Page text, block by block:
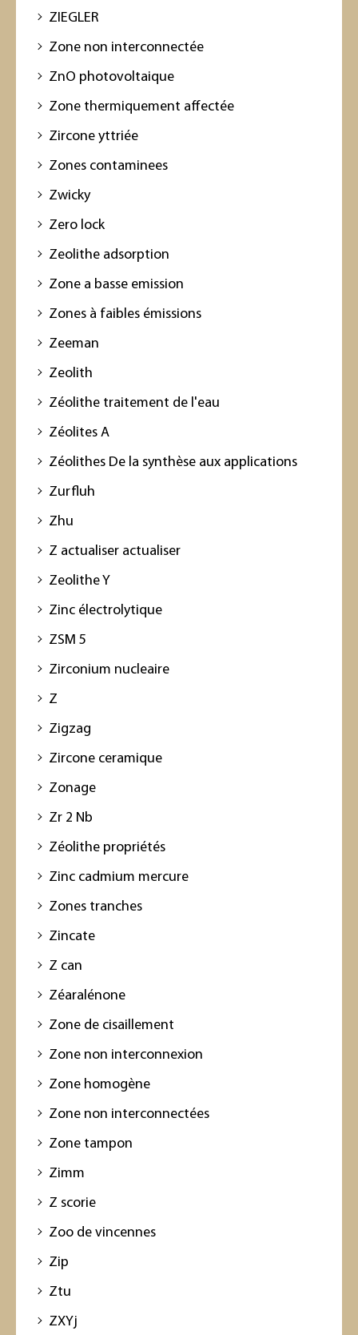
ZIEGLER
Zone non interconnectée
ZnO photovoltaique
Zone thermiquement affectée
Zircone yttriée
Zones contaminees
Zwicky
Zero lock
Zeolithe adsorption
Zone a basse emission
Zones à faibles émissions
Zeeman
Zeolith
Zéolithe traitement de l'eau
Zéolites A
Zéolithes De la synthèse aux applications
Zurfluh
Zhu
Z actualiser actualiser
Zeolithe Y
Zinc électrolytique
ZSM 5
Zirconium nucleaire
Z
Zigzag
Zircone ceramique
Zonage
Zr 2 Nb
Zéolithe propriétés
Zinc cadmium mercure
Zones tranches
Zincate
Z can
Zéaralénone
Zone de cisaillement
Zone non interconnexion
Zone homogène
Zone non interconnectées
Zone tampon
Zimm
Z scorie
Zoo de vincennes
Zip
Ztu
ZXYj